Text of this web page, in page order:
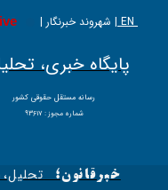
EN | شهروند خبرنگار |
پایگاه خبری،
​​​​رسانه مستقل حقوقی کشور
شماره مجوز : ۹۳۶۱۷
خبرقانون؛